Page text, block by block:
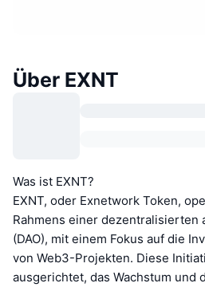
Über EXNT
Was ist EXNT?
EXNT, oder Exnetwork Token,
Rahmens einer dezentralisierten
(DAO), mit einem Fokus auf die
von Web3-Projekten. Diese
ausgerichtet, das Wachstum und